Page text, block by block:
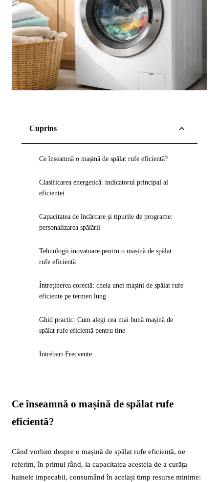
Cuprins
Ce înseamnă o mașină de spălat rufe eficientă?
Clasificarea energetică: indicatorul principal al
eficienței
Capacitatea de încărcare și tipurile de programe:
personalizarea spălării
Tehnologii inovatoare pentru o mașină de spălat
rufe eficientă
Întreținerea corectă: cheia unei mașini de spălat rufe
eficiente pe termen lung
Ghid practic: Cum alegi cea mai bună mașină de
spălat rufe eficientă pentru tine
Intrebari Frecvente
Ce înseamnă o mașină de spălat rufe
eficientă?
Când vorbim despre o mașină de spălat rufe eficientă, ne
referim, în primul rând, la capacitatea acesteia de a curăța
hainele impecabil, consumând în același timp resurse minime: